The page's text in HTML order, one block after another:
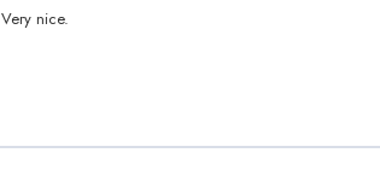
Very nice.